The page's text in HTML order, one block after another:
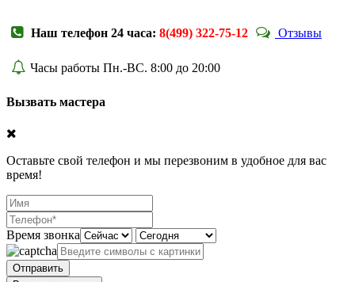
Наш телефон 24 часа: 8(499) 322-75-12 Отзывы
Часы работы Пн.-ВС. 8:00 до 20:00
Вызвать мастера
Оставьте свой телефон и мы перезвоним в удобное для вас
время!
Время звонка
Отправить